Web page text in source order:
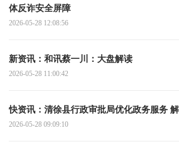
体反诈安全屏障
2026-05-28 12:08:56
新资讯：和讯蔡一川：大盘解读
2026-05-28 11:00:42
快资讯：清徐县行政审批局优化政务服务
2026-05-28 09:09:10